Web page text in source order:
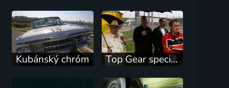
Kubánský chróm Top Gear speciál: Nejlepší závody